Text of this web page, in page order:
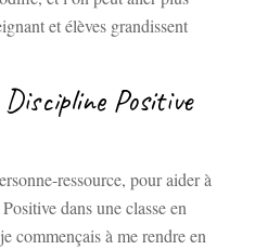
et élèves grandissent
Positive
ressource, pour aider à
dans une classe en
commençais à me rendre en